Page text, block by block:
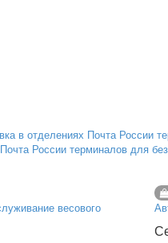
России терминалов для
весового